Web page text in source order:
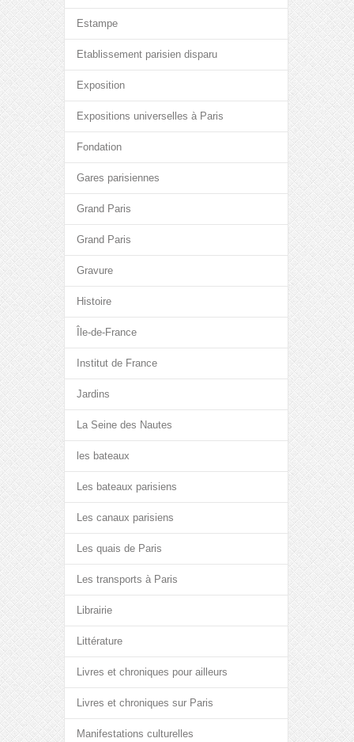
Estampe
Etablissement parisien disparu
Exposition
Expositions universelles à Paris
Fondation
Gares parisiennes
Grand Paris
Grand Paris
Gravure
Histoire
Île-de-France
Institut de France
Jardins
La Seine des Nautes
les bateaux
Les bateaux parisiens
Les canaux parisiens
Les quais de Paris
Les transports à Paris
Librairie
Littérature
Livres et chroniques pour ailleurs
Livres et chroniques sur Paris
Manifestations culturelles